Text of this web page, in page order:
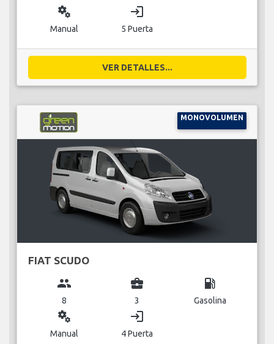
miscellaneous_services
Manual
login
5 Puerta
VER DETALLES...
MONOVOLUMEN
FIAT SCUDO
group
8
business_center
3
local_gas_station
Gasolina
miscellaneous_services
Manual
login
4 Puerta